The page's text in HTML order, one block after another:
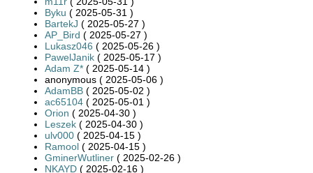
Byku ( 2025-05-31 )
BartekJ ( 2025-05-27 )
AP_Bird ( 2025-05-27 )
Lukasz046 ( 2025-05-26 )
PawelJanik ( 2025-05-17 )
Adam Z* ( 2025-05-14 )
anonymous ( 2025-05-06 )
AdamBB ( 2025-05-02 )
ac65104 ( 2025-05-01 )
Orion ( 2025-04-30 )
Leszek ( 2025-04-30 )
ulv000 ( 2025-04-15 )
Ramool ( 2025-04-15 )
GminerWutliner ( 2025-02-26 )
NKAYD ( 2025-02-16 )